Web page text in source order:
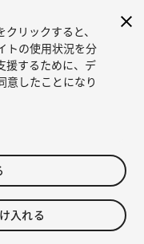
リックすると、
トの使用状況を分
援するために、デ
意したことになり
入れる